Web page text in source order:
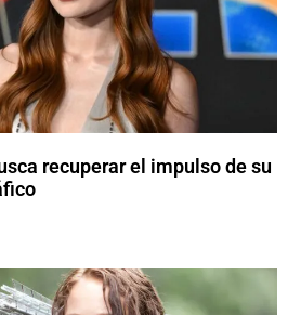
recuperar el impulso de su